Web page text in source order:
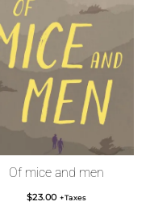
Of mice and men
$23.00 +Taxes